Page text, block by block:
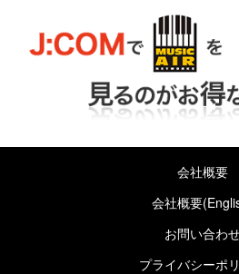
会社概要
会社概要
お問い合わ
プライバシーポ